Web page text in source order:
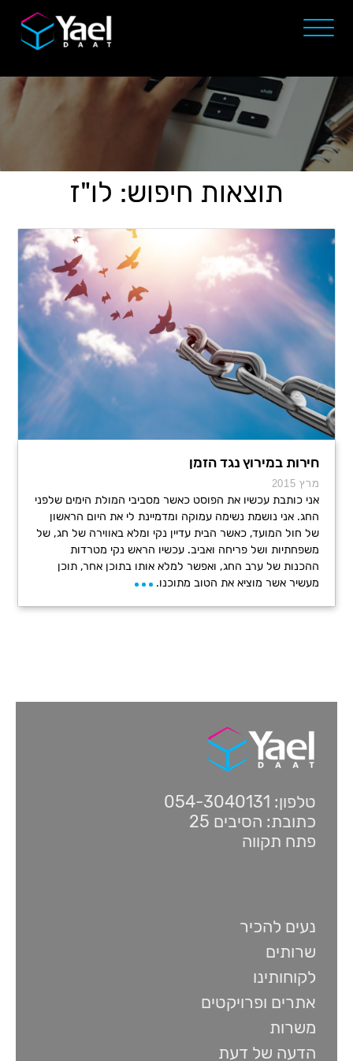
תוצאות חיפוש: לו"ז
חירות במירוץ נגד הזמן
מרץ 2015
אני כותבת עכשיו את הפוסט כאשר מסביבי המולת הימים שלפני
החג. אני נושמת נשימה עמוקה ומדמיינת לי את היום הראשון
של חול המועד, כאשר הבית עדיין נקי ומלא באווירה של חג, של
משפחתיות ושל פריחה ואביב. עכשיו הראש נקי מטרדות
ההכנות של ערב החג, ואפשר למלא אותו בתוכן אחר, תוכן
מעשיר אשר מוציא את הטוב מתוכנו.
טלפון: 054-3040131
כתובת: הסיבים 25
פתח תקווה
נעים להכיר
שרותים
לקוחותינו
אתרים ופרויקטים
משרות
הדעה של דעת